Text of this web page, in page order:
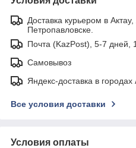
Доставка курьером в
Петропавловске.
Почта (KazPost), 5-7 дней,
Самовывоз
Яндекс-доставка в
Все условия доставки
Условия оплаты